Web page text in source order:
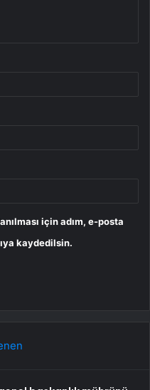
için adım, e-posta
kaydedilsin.